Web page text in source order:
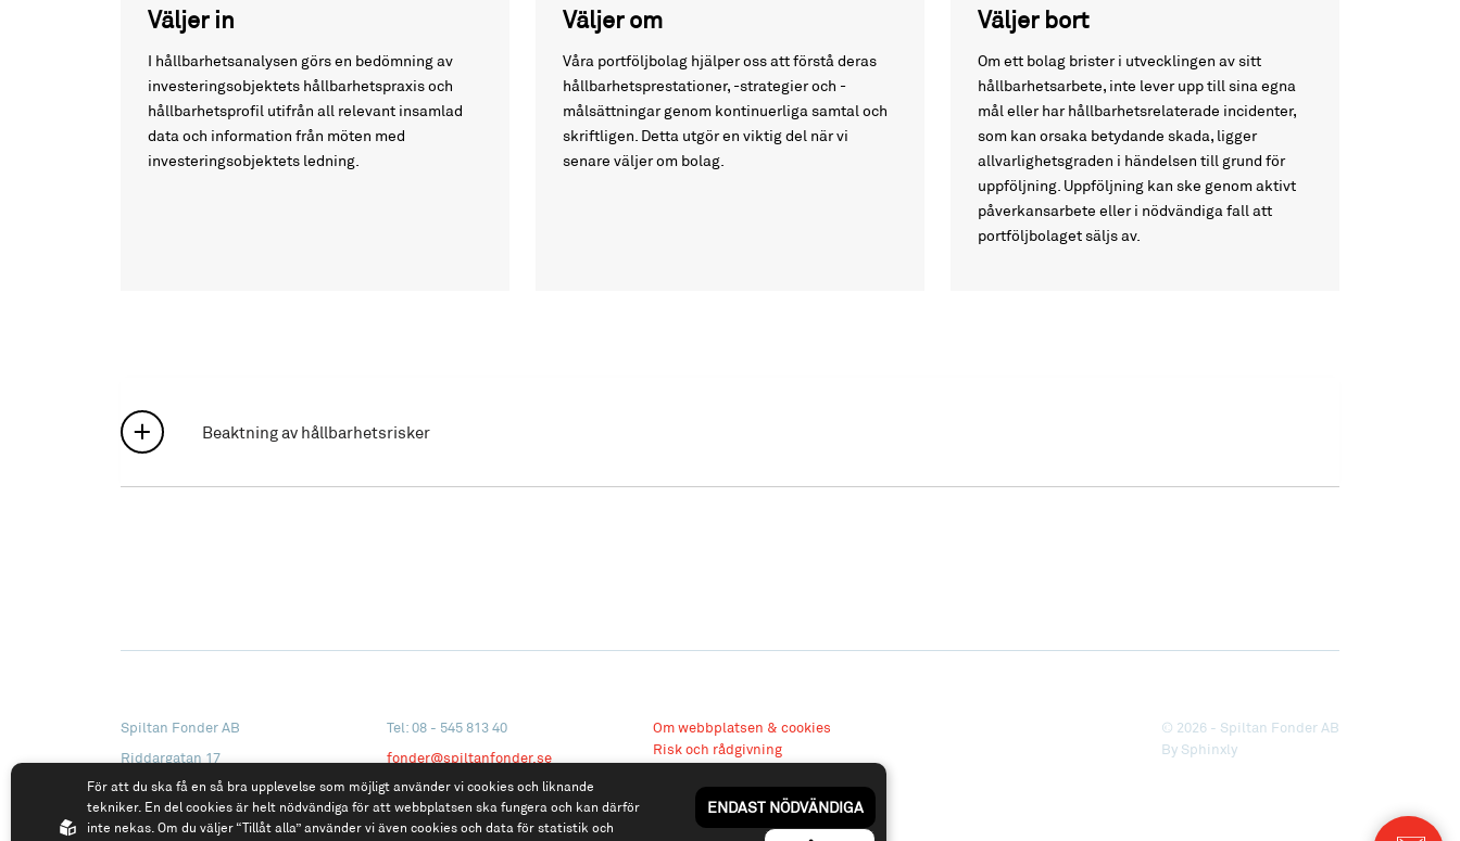
Väljer in
I hållbarhetsanalysen görs en bedömning av
investeringsobjektets hållbarhetspraxis och
hållbarhetsprofil utifrån all relevant insamlad
data och information från möten med
investeringsobjektets ledning.
Väljer om
Våra portföljbolag hjälper oss att förstå deras
hållbarhetsprestationer, -strategier och -
målsättningar genom kontinuerliga samtal och
skriftligen. Detta utgör en viktig del när vi
senare väljer om bolag.
Väljer bort
Om ett bolag brister i utvecklingen av sitt
hållbarhetsarbete, inte lever upp till sina egna
mål eller har hållbarhetsrelaterade incidenter,
som kan orsaka betydande skada, ligger
allvarlighetsgraden i händelsen till grund för
uppföljning. Uppföljning kan ske genom aktivt
påverkansarbete eller i nödvändiga fall att
portföljbolaget säljs av.
Beaktning av hållbarhetsrisker
Spiltan Fonder AB
Riddargatan 17
114 57 Stockholm
Tel: 08 - 545 813 40
fonder@spiltanfonder.se
Om webbplatsen & cookies
Risk och rådgivning
© 2026 - Spiltan Fonder AB
By Sphinxly
För att du ska få en så bra upplevelse som möjligt använder vi cookies och liknande
tekniker. En del cookies är helt nödvändiga för att webbplatsen ska fungera och kan därför
inte nekas. Om du väljer “Tillåt alla” använder vi även cookies och data för statistik och
ENDAST NÖDVÄNDIGA